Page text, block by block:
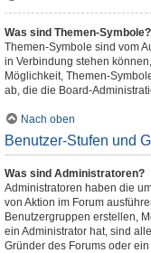
Was sind Themen-Symbole?
Themen-Symbole sind vom
in Verbindung stehen
Möglichkeit, Themen-
ab, die die Board-
Nach oben
Benutzer-Stufen und
Was sind Administratoren?
Administratoren haben die
von Aktion im Forum
Benutzergruppen erstellen,
ein Administrator hat, sind
Gründer des Forums oder